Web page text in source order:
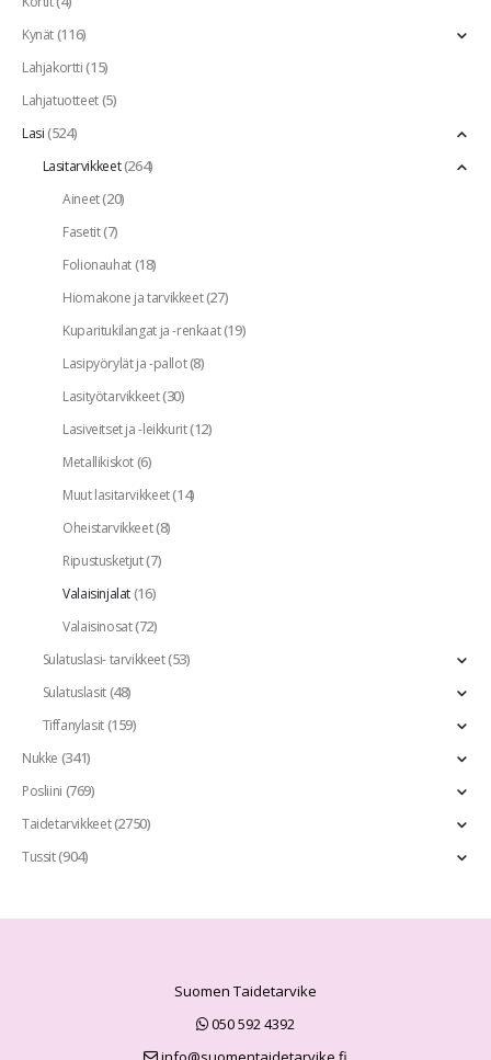
Kynät(116)
Lahjakortti(15)
Lahjatuotteet(5)
Lasi(524)
Lasitarvikkeet(264)
Aineet(20)
Fasetit(7)
Folionauhat(18)
Hiomakone ja tarvikkeet(27)
Kuparitukilangat ja -renkaat(19)
Lasipyörylät ja -pallot(8)
Lasityötarvikkeet(30)
Lasiveitset ja -leikkurit(12)
Metallikiskot(6)
Muut lasitarvikkeet(14)
Oheistarvikkeet(8)
Ripustusketjut(7)
Valaisinjalat(16)
Valaisinosat(72)
Sulatuslasi- tarvikkeet(53)
Sulatuslasit(48)
Tiffanylasit(159)
Nukke (341)
Posliini (769)
Taidetarvikkeet(2750)
Tussit(904)
Suomen Taidetarvike
050 592 4392